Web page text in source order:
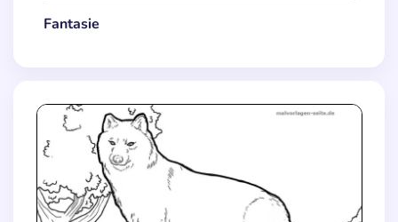
Fantasie